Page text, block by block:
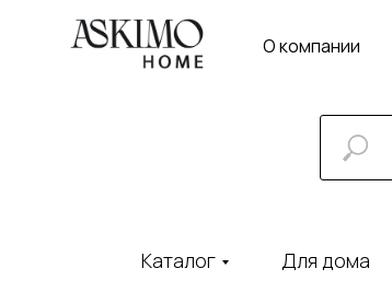
О компании
Каталог Для дома